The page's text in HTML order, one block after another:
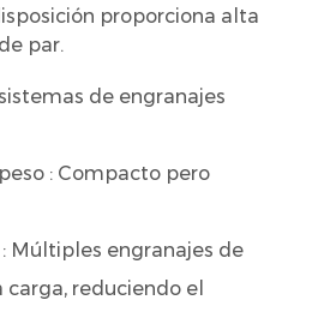
proporciona alta
par.
de engranajes
: Compacto pero
: Múltiples engranajes de
reduciendo el